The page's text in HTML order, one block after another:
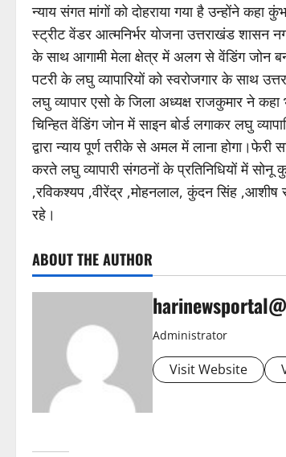
न्याय संगत मांगों को दोहराया गया है उन्होंने
स्ट्रीट वेंडर आत्मनिर्भर योजना उत्तराखंड शासन
के साथ आगामी मेला क्षेत्र में अलग से वेंडिंग जोन
पटरी के लघु व्यापारियों को स्वरोजगार के साथ
लघु व्यापार एसो के जिला अध्यक्ष राजकुमार ने कहा
चिन्हित वेंडिंग जोन में साइन बोर्ड लगाकर लघु
द्वारा न्याय पूर्ण तरीके से अमल में लाना होगा।फेरी
करते लघु व्यापारी संगठनों के प्रतिनिधियों में
,रविकश्यप ,वीरेंद्र ,मोहनलाल, कुंदन सिंह
रहे।
ABOUT THE AUTHOR
Administrator
Visit Website